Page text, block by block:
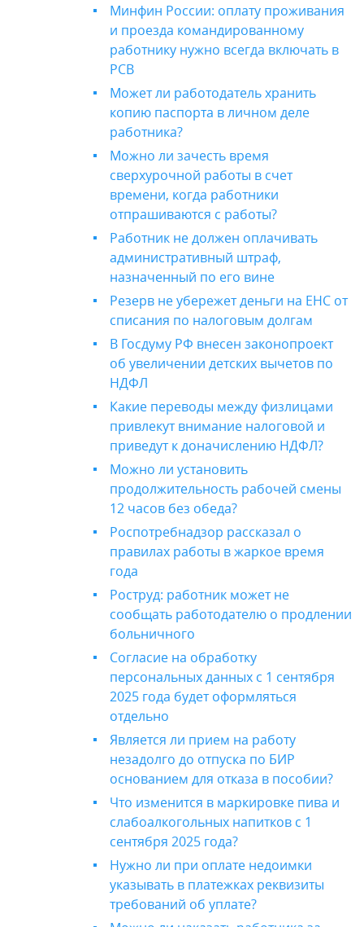
Минфин России: оплату проживания
и проезда командированному
работнику нужно всегда включать в
РСВ
Может ли работодатель хранить
копию паспорта в личном деле
работника?
Можно ли зачесть время
сверхурочной работы в счет
времени, когда работники
отпрашиваются с работы?
Работник не должен оплачивать
административный штраф,
назначенный по его вине
Резерв не убережет деньги на ЕНС от
списания по налоговым долгам
В Госдуму РФ внесен законопроект
об увеличении детских вычетов по
НДФЛ
Какие переводы между физлицами
привлекут внимание налоговой и
приведут к доначислению НДФЛ?
Можно ли установить
продолжительность рабочей смены
12 часов без обеда?
Роспотребнадзор рассказал о
правилах работы в жаркое время
года
Роструд: работник может не
сообщать работодателю о продлении
больничного
Согласие на обработку
персональных данных с 1 сентября
2025 года будет оформляться
отдельно
Является ли прием на работу
незадолго до отпуска по БИР
основанием для отказа в пособии?
Что изменится в маркировке пива и
слабоалкогольных напитков с 1
сентября 2025 года?
Нужно ли при оплате недоимки
указывать в платежках реквизиты
требований об уплате?